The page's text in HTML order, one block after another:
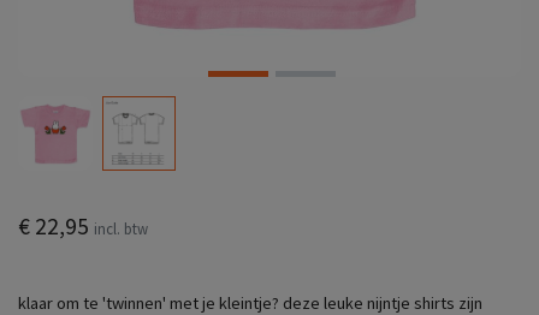
€ 22,95 incl. btw
klaar om te 'twinnen' met je kleintje? deze leuke nijntje shirts zijn